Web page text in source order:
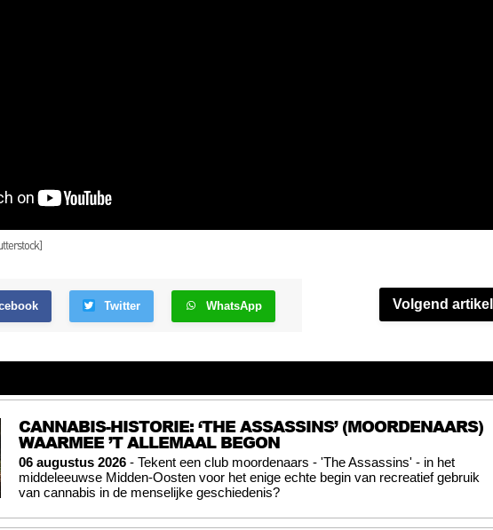
Twitter WhatsApp Volgend artikel
CANNABIS-HISTORIE: ‘THE ASSASSINS’ (MOORDENAARS)
WAARMEE ’T ALLEMAAL BEGON
06 augustus 2026 - Tekent een club moordenaars - 'The Assassins' - in het
middeleeuwse Midden-Oosten voor het enige echte begin van recreatief gebruik
van cannabis in de menselijke geschiedenis?